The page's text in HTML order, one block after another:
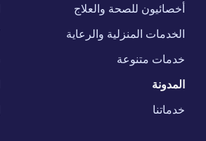
أخصائيون للصحة والعلاج
الخدمات المنزلية والرعاية
خدمات متنوعة
المدونة
خدماتنا